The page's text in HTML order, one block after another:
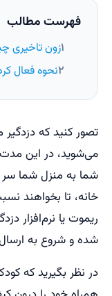
فهرست مطالب
زون تاخیری
نحوه فعال
تصور کنید که
می‌شوید، در این مدت
شما به منزل شما سر
خانه، تا بخواهند
ریموت یا نرم‌افزار
شده و شروع به
در نظر بگیرید که